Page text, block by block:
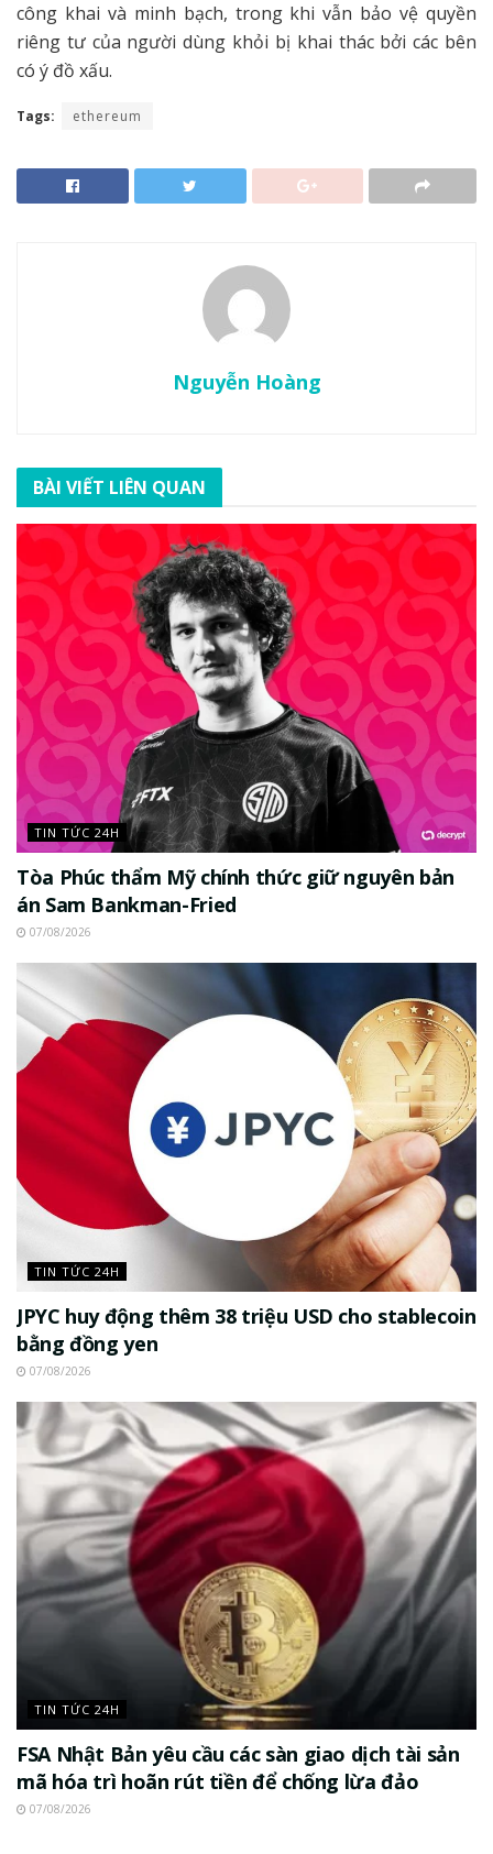
công khai và minh bạch, trong khi vẫn bảo vệ quyền
riêng tư của người dùng khỏi bị khai thác bởi các bên
có ý đồ xấu.
Tags: ethereum
Nguyễn Hoàng
BÀI VIẾT LIÊN QUAN
TIN TỨC 24H
Tòa Phúc thẩm Mỹ chính thức giữ nguyên bản
án Sam Bankman-Fried
07/08/2026
TIN TỨC 24H
JPYC huy động thêm 38 triệu USD cho stablecoin
bằng đồng yen
07/08/2026
TIN TỨC 24H
FSA Nhật Bản yêu cầu các sàn giao dịch tài sản
mã hóa trì hoãn rút tiền để chống lừa đảo
07/08/2026